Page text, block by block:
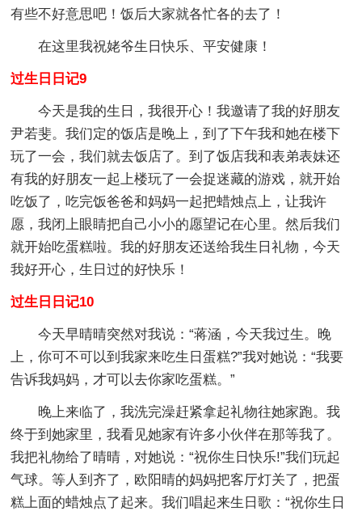
有些不好意思吧！饭后大家就各忙各的去了！
在这里我祝姥爷生日快乐、平安健康！
过生日日记9
今天是我的生日，我很开心！我邀请了我的好朋友
尹若斐。我们定的饭店是晚上，到了下午我和她在楼下
玩了一会，我们就去饭店了。到了饭店我和表弟表妹还
有我的好朋友一起上楼玩了一会捉迷藏的游戏，就开始
吃饭了，吃完饭爸爸和妈妈一起把蜡烛点上，让我许
愿，我闭上眼睛把自己小小的愿望记在心里。然后我们
就开始吃蛋糕啦。我的好朋友还送给我生日礼物，今天
我好开心，生日过的好快乐！
过生日日记10
今天早晴晴突然对我说：“蒋涵，今天我过生。晚
上，你可不可以到我家来吃生日蛋糕?”我对她说：“我要
告诉我妈妈，才可以去你家吃蛋糕。”
晚上来临了，我洗完澡赶紧拿起礼物往她家跑。我
终于到她家里，我看见她家有许多小伙伴在那等我了。
我把礼物给了晴晴，对她说：“祝你生日快乐!”我们玩起
气球。等人到齐了，欧阳晴的妈妈把客厅灯关了，把蛋
糕上面的蜡烛点了起来。我们唱起来生日歌：“祝你生日